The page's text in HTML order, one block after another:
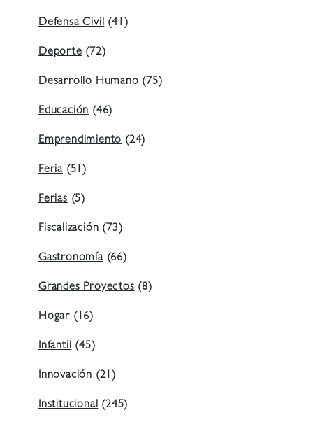
Defensa Civil (41)
Deporte (72)
Desarrollo Humano (75)
Educación (46)
Emprendimiento (24)
Feria (51)
Ferias (5)
Fiscalización (73)
Gastronomía(66)
Grandes Proyectos (8)
Hogar (16)
Infantil (45)
Innovación (21)
Institucional (245)